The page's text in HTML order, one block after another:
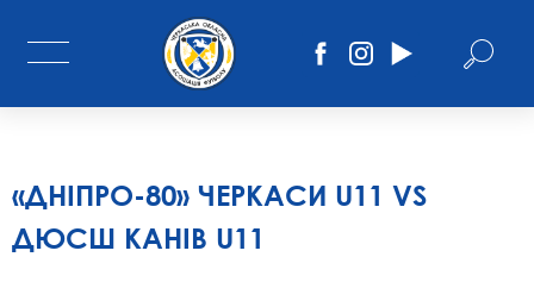
«ДНІПРО-80» ЧЕРКАСИ U11 VS
ДЮСШ КАНІВ U11